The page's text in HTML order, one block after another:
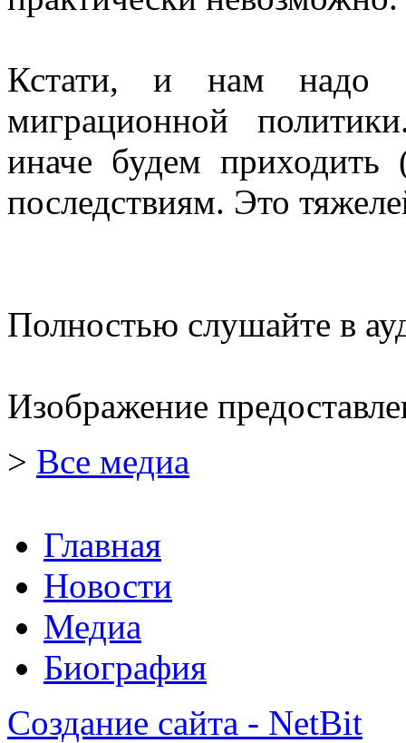
Кстати, и нам надо
миграционной
иначе будем
последствиям. Это
Полностью слушайте в
Изображение
> Все медиа
Главная
Новости
Медиа
Биография
Создание сайта - NetBit